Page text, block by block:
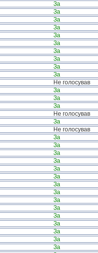
За
За
За
За
За
За
За
За
За
За
Не голосував
За
За
За
Не голосував
За
Не голосував
За
За
За
За
За
За
За
За
За
За
За
За
За
За
За